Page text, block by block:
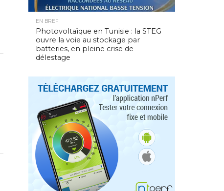
EN BREF
Photovoltaïque en Tunisie : la STEG
ouvre la voie au stockage par
batteries, en pleine crise de
délestage